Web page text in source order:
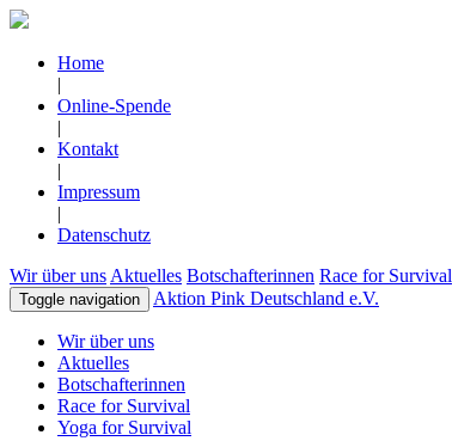
Home
|
Online-Spende
|
Kontakt
|
Impressum
|
Datenschutz
Wir über uns Aktuelles Botschafterinnen Race for Survival
Toggle navigation Aktion Pink Deutschland e.V.
Wir über uns
Aktuelles
Botschafterinnen
Race for Survival
Yoga for Survival